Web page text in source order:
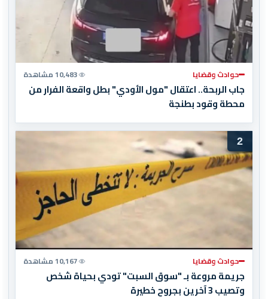
حوادث وقضايا 10,483 مشاهدة
جاب الربحة.. اعتقال "مول الأودي" بطل واقعة الفرار من
محطة وقود بطنجة
2
حوادث وقضايا 10,167 مشاهدة
جريمة مروعة بـ "سوق السبت" تودي بحياة شخص
وتصيب 3 آخرين بجروح خطيرة